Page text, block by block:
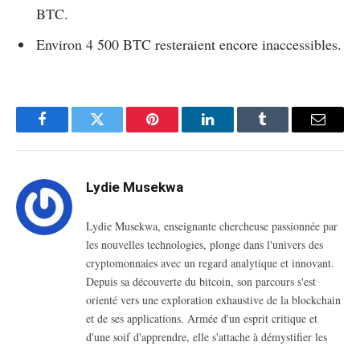
BTC.
Environ 4 500 BTC resteraient encore inaccessibles.
FacebookTwitter Pinterest LinkedInTumblr Email
Lydie Musekwa
Lydie Musekwa, enseignante chercheuse passionnée par
les nouvelles technologies, plonge dans l'univers des
cryptomonnaies avec un regard analytique et innovant.
Depuis sa découverte du bitcoin, son parcours s'est
orienté vers une exploration exhaustive de la blockchain
et de ses applications. Armée d'un esprit critique et
d'une soif d'apprendre, elle s'attache à démystifier les